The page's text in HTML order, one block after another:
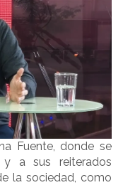
Fuente, donde se
y a sus reiterados
la sociedad, como